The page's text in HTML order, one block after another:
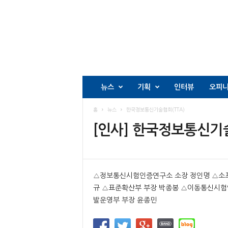
뉴스 기획 인터뷰 오피
홈 뉴스 한국정보통신기술협회(TTA)
[인사] 한국정보통신
△정보통신시험인증연구소 소장 정인명 △소
규 △표준확산부 부장 박종봉 △이동통신시
발운영부 부장 윤종민